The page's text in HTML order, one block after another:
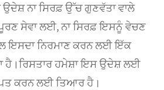
ਨਾ ਸਿਰਫ਼ ਉੱਚ ਗੁਣਵੱਤਾ ਵਾਲੇ
ਸੇਵਾ ਲਈ, ਨਾ ਸਿਰਫ਼ ਇਸਨੂੰ ਵੇਚਣ
ਇਸਦਾ ਨਿਰਮਾਣ ਕਰਨ ਲਈ ਇੱਕ
ਹੈ।ਰਿਸਤਾਰ ਹਮੇਸ਼ਾ ਇਸ ਉਦੇਸ਼ ਲਈ
ਕਰਨ ਲਈ ਤਿਆਰ ਹੈ।